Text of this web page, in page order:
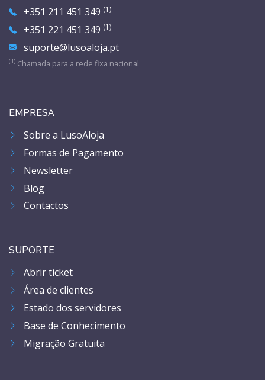
+351 211 451 349 (1)
+351 221 451 349 (1)
suporte@lusoaloja.pt
(1) Chamada para a rede fixa nacional
EMPRESA
Sobre a LusoAloja
Formas de Pagamento
Newsletter
Blog
Contactos
SUPORTE
Abrir ticket
Área de clientes
Estado dos servidores
Base de Conhecimento
Migração Gratuita